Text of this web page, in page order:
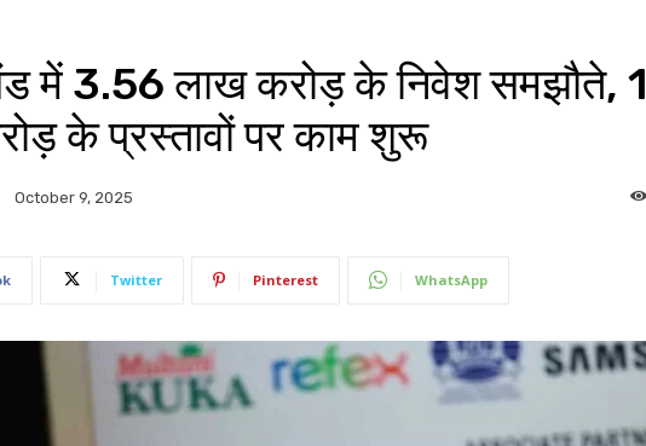
में ₹3.56 लाख करोड़ के निवेश समझौते, 1
के प्रस्तावों पर काम शुरू
October 9, 2025
Twitter Pinterest WhatsApp